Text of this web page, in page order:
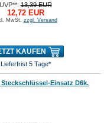
UVP**:13,39 EUR
12,72 EUR
MwSt. zzgl. Versand
KAUFEN
Lieferfrist 5 Tage*
Steckschlüssel-Einsatz D6k.